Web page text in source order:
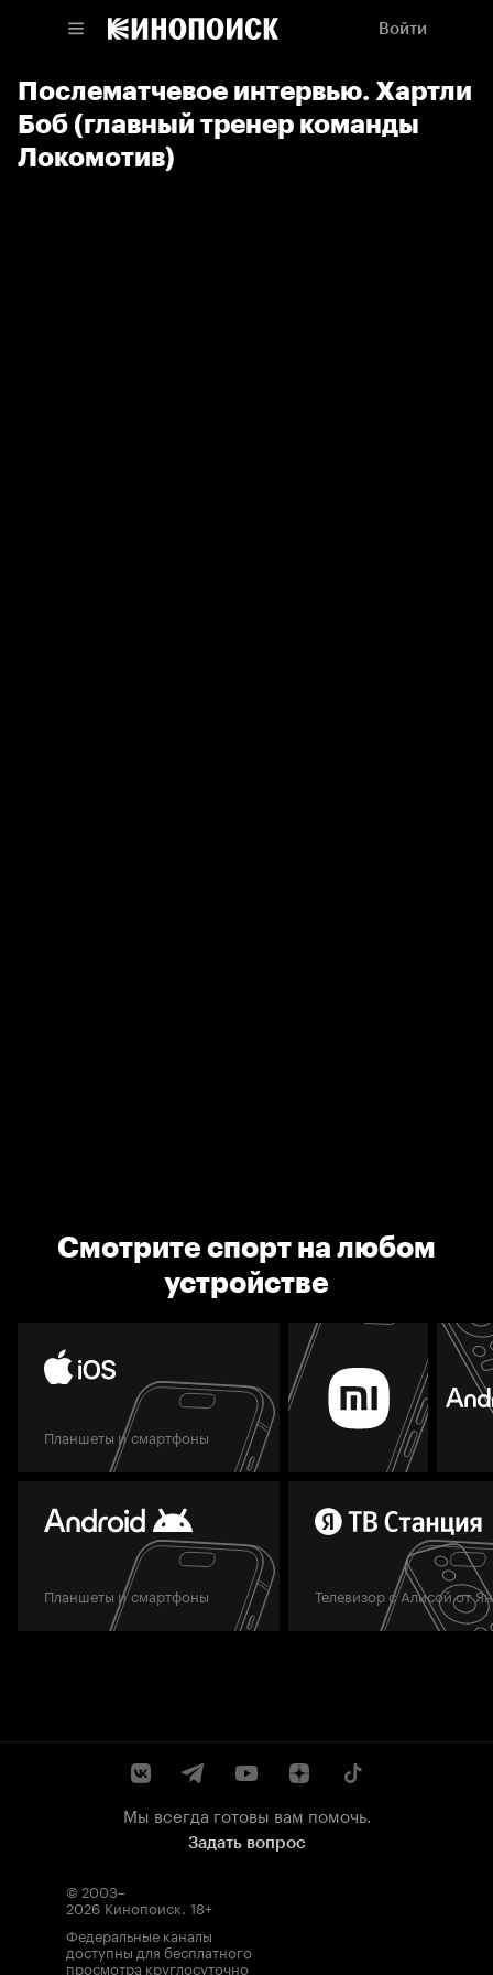
Войти
Послематчевое интервью. Хартли
Боб (главный тренер команды
Локомотив)
Смотрите спорт на любом
устройстве
Планшеты и смартфоны
Планшеты и смартфоны Телевизор с Алисой от
Мы всегда готовы вам помочь.
Задать вопрос
© 2003–
2026 Кинопоиск. 18+
Федеральные каналы
доступны для бесплатного
просмотра круглосуточно